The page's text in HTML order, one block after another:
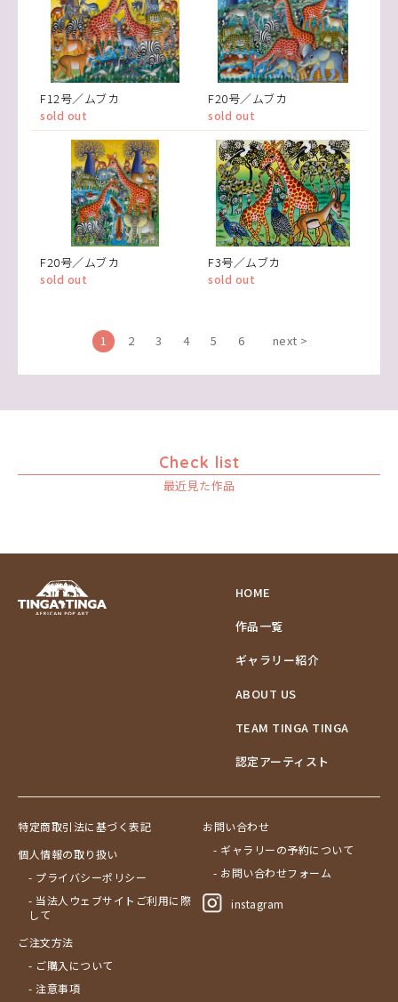
F12号／ムブカ
sold out
F20号／ムブカ
sold out
F20号／ムブカ
sold out
F3号／ムブカ
sold out
1 2 3 4 5 6 next >
Check list
最近見た作品
HOME
作品一覧
ギャラリー紹介
ABOUT US
TEAM TINGA TINGA
認定アーティスト
特定商取引法に基づく表記
個人情報の取り扱い
- プライバシーポリシー
- 当法人ウェブサイトご利用に際
して
ご注文方法
- ご購入について
- 注意事項
お問い合わせ
- ギャラリーの予約について
- お問い合わせフォーム
instagram